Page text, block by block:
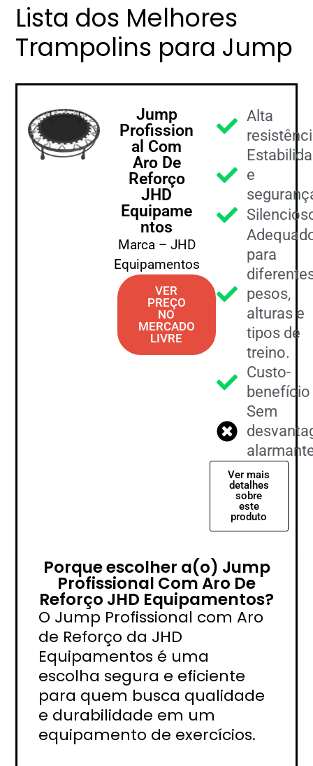
Lista dos Melhores
Trampolins para Jump
Jump
Profission
al Com
Aro De
Reforço
JHD
Equipame
ntos
Marca – JHD
Equipamentos
VER
PREÇO
NO
MERCADO
LIVRE
Alta
e
para
pesos,
alturas e
tipos de
treino.
Custo-
benefício
Sem
Ver mais
detalhes
sobre
este
produto
Porque escolher a(o) Jump
Profissional Com Aro De
Reforço JHD Equipamentos?
O Jump Profissional com Aro
de Reforço da JHD
Equipamentos é uma
escolha segura e eficiente
para quem busca qualidade
e durabilidade em um
equipamento de exercícios.